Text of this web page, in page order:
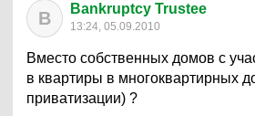
B Bankruptcy Trustee
13:24, 05.09.2010
Вместо собственных домов с
в квартиры в многоквартирных
приватизации) ?